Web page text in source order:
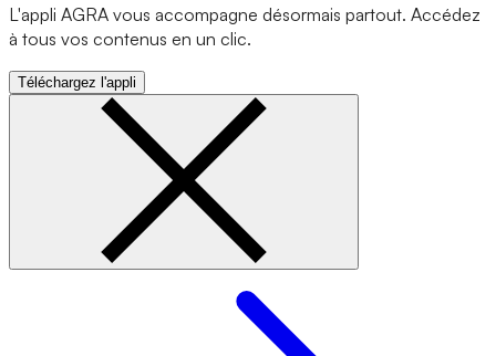
L'appli AGRA vous accompagne désormais partout. Accédez
à tous vos contenus en un clic.
Téléchargez l'appli